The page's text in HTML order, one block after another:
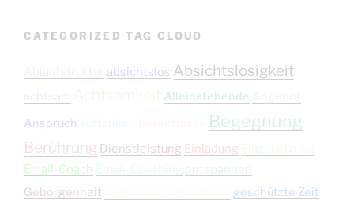
CATEGORIZED TAG CLOUD
absichtslos Absichtslosigkeit
achtsam Achtsamkeit Alleinstehende Angebot
Anspruch
Begegnung
Berührung Dienstleistung Einladung
Email-Coach Email-Coaching entspannen
Geborgenheit
geschützte Zeit